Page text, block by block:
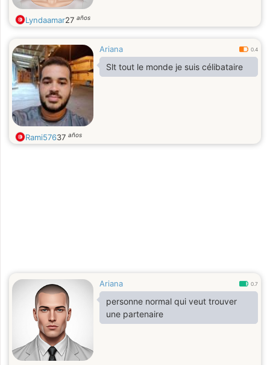
Lyndaamar27 años
Ariana 0.4
Slt tout le monde je suis célibataire
Rami57637 años
Ariana 0.7
personne normal qui veut trouver
une partenaire